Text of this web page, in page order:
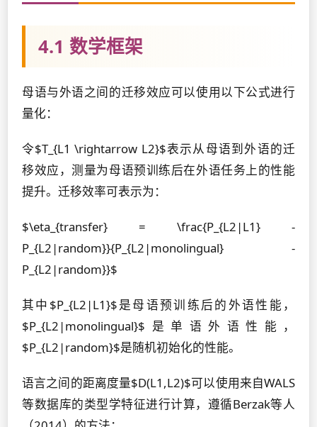
4.1 数学框架
母语与外语之间的迁移效应可以使用以下公式进行
量化：
令$T_{L1 \rightarrow L2}$表示从母语到外语的迁
移效应，测量为母语预训练后在外语任务上的性能
提升。迁移效率可表示为：
$\eta_{transfer} = \frac{P_{L2|L1} -
P_{L2|random}}{P_{L2|monolingual} -
P_{L2|random}}$
其中$P_{L2|L1}$是母语预训练后的外语性能，
$P_{L2|monolingual}$是单语外语性能，
$P_{L2|random}$是随机初始化的性能。
语言之间的距离度量$D(L1,L2)$可以使用来自WALS
等数据库的类型学特征进行计算，遵循Berzak等人